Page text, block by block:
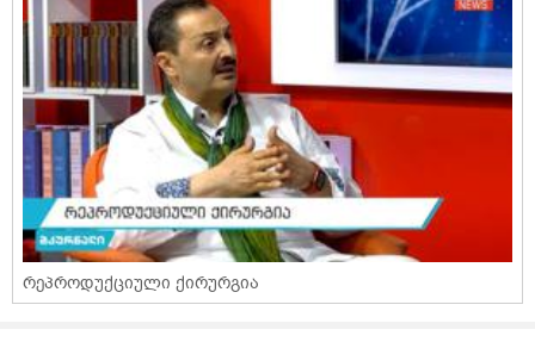
რეპროდუქციული ქირურგია